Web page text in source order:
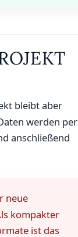
bleibt aber
werden per
anschließend
neue
kompakter
ist das